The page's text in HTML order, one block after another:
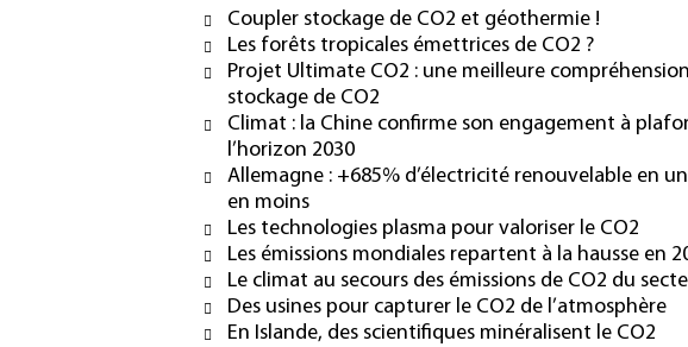
Coupler stockage de CO2 et géothermie !
Les forêts tropicales émettrices de CO2 ?
Projet Ultimate CO2 : une meilleure
stockage de CO2
Climat : la Chine confirme son engagement à
l’horizon 2030
Allemagne : +685% d’électricité renouvelable en
en moins
Les technologies plasma pour valoriser le CO2
Les émissions mondiales repartent à la hausse en
Le climat au secours des émissions de CO2 du
Des usines pour capturer le CO2 de l’atmosphère
En Islande, des scientifiques minéralisent le CO2